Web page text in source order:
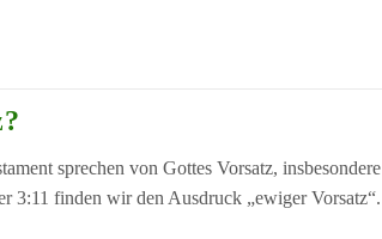
sprechen von Gottes Vorsatz, insbesondere
3:11 finden wir den Ausdruck „ewiger Vorsatz“.